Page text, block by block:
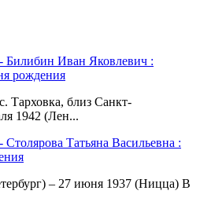
- Билибин Иван Яковлевич :
рождения
Тарховка, близ Санкт-
1942 (Лен...
Столярова Татьяна Васильевна :
– 27 июня 1937 (Ницца) В